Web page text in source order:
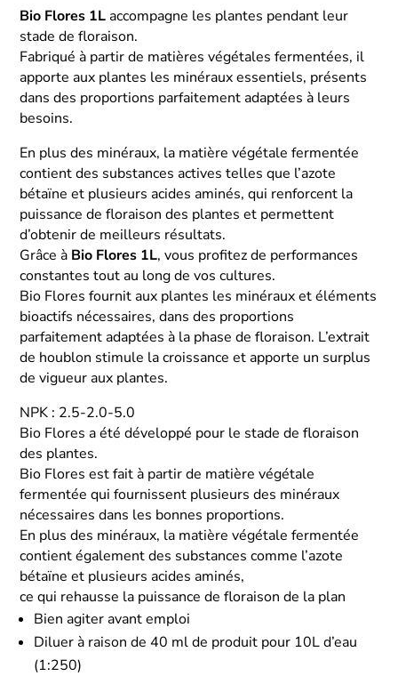
Bio Flores 1Laccompagne les plantes pendant leur
stade de floraison.
Fabriqué à partir de matières végétales fermentées, il
apporte aux plantes les minéraux essentiels, présents
dans des proportions parfaitement adaptées à leurs
besoins.
En plus des minéraux, la matière végétale fermentée
contient des substances actives telles que l’azote
bétaïne et plusieurs acides aminés, qui renforcent la
puissance de floraison des plantes et permettent
d’obtenir de meilleurs résultats.
Grâce à Bio Flores 1L, vous profitez de performances
constantes tout au long de vos cultures.
Bio Flores fournit aux plantes les minéraux et éléments
bioactifs nécessaires, dans des proportions
parfaitement adaptées à la phase de floraison. L’extrait
de houblon stimule la croissance et apporte un surplus
de vigueur aux plantes.
NPK : 2.5-2.0-5.0
Bio Flores a été développé pour le stade de floraison
des plantes.
Bio Flores est fait à partir de matière végétale
fermentée qui fournissent plusieurs des minéraux
nécessaires dans les bonnes proportions.
En plus des minéraux, la matière végétale fermentée
contient également des substances comme l’azote
bétaïne et plusieurs acides aminés,
ce qui rehausse la puissance de floraison de la plan
Bien agiter avant emploi
Diluer à raison de 40 ml de produit pour 10L d’eau
(1:250)